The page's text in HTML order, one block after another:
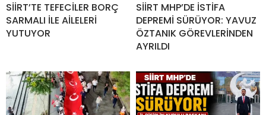
SİİRT’TE TEFECİLER BORÇ
SARMALI İLE AİLELERİ
YUTUYOR
SİİRT MHP’DE İSTİFA
DEPREMİ SÜRÜYOR: YAVUZ
ÖZTANIK GÖREVLERİNDEN
AYRILDI